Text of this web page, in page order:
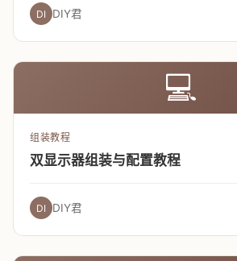
DI DIY君
💻
组装教程
双显示器组装与配置教程
DI DIY君